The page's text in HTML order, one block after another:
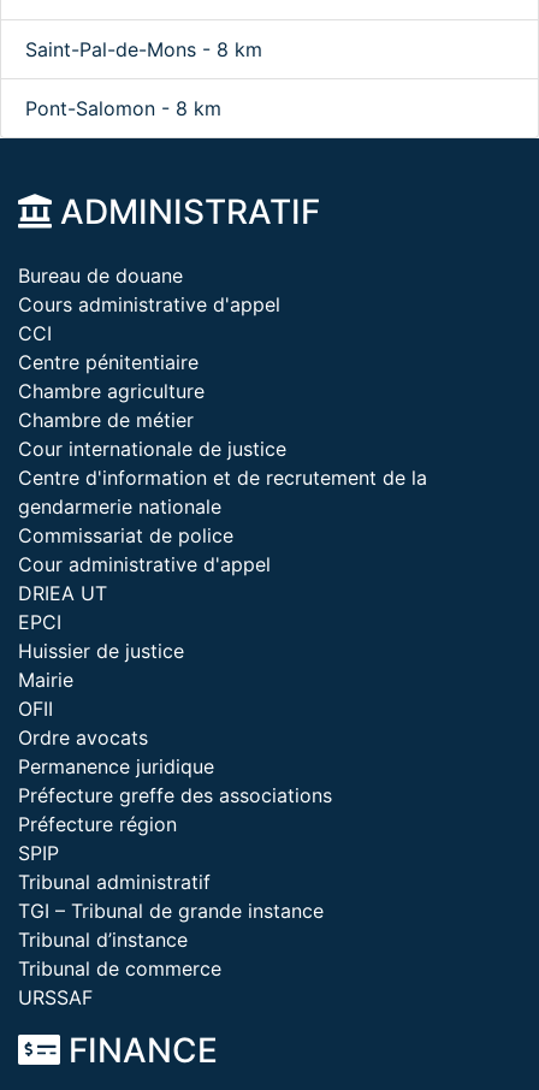
Saint-Pal-de-Mons - 8 km
Pont-Salomon - 8 km
ADMINISTRATIF
Bureau de douane
Cours administrative d'appel
CCI
Centre pénitentiaire
Chambre agriculture
Chambre de métier
Cour internationale de justice
Centre d'information et de recrutement de la
gendarmerie nationale
Commissariat de police
Cour administrative d'appel
DRIEA UT
EPCI
Huissier de justice
Mairie
OFII
Ordre avocats
Permanence juridique
Préfecture greffe des associations
Préfecture région
SPIP
Tribunal administratif
TGI – Tribunal de grande instance
Tribunal d’instance
Tribunal de commerce
URSSAF
FINANCE